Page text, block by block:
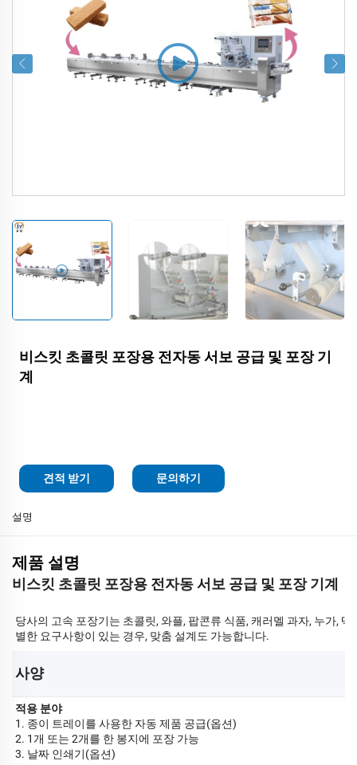
비스킷 초콜릿 포장용 전자동 서보 공급 및 포장 기
계
견적 받기 문의하기
설명
제품 설명
비스킷 초콜릿 포장용 전자동 서보 공급 및 포장 기계
당사의 고속 포장기는 초콜릿, 와플, 팝콘류 식품, 캐러멜 과자, 누가,
별한 요구사항이 있는 경우, 맞춤 설계도 가능합니다.
사양
적용 분야
1. 종이 트레이를 사용한 자동 제품 공급(옵션)
2. 1개 또는 2개를 한 봉지에 포장 가능
3. 날짜 인쇄기(옵션)